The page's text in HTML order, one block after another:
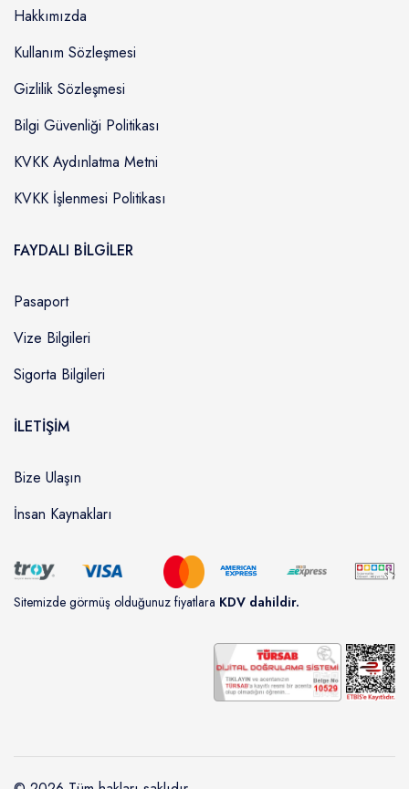
Hakkımızda
Kullanım Sözleşmesi
Gizlilik Sözleşmesi
Bilgi Güvenliği Politikası
KVKK Aydınlatma Metni
KVKK İşlenmesi Politikası
FAYDALI BİLGİLER
Pasaport
Vize Bilgileri
Sigorta Bilgileri
İLETİŞİM
Bize Ulaşın
İnsan Kaynakları
Sitemizde görmüş olduğunuz fiyatlara KDV dahildir.